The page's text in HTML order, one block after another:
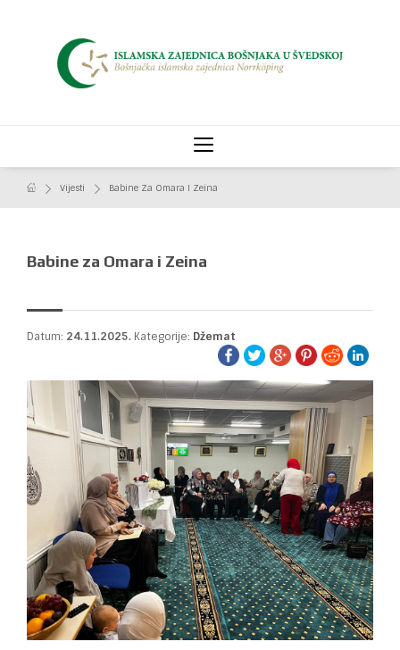
Vijesti Babine Za Omara I Zeina
Babine za Omara i Zeina
Datum: 24.11.2025. Kategorije: Džemat